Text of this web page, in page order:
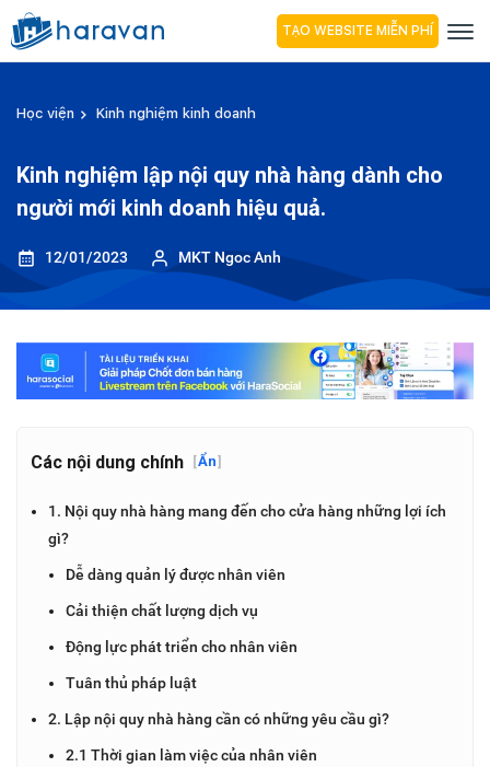
TẠO WEBSITE MIỄN PHÍ
Học viện Kinh nghiệm kinh doanh
Kinh nghiệm lập nội quy nhà hàng dành cho
người mới kinh doanh hiệu quả.
12/01/2023 MKT Ngoc Anh
Các nội dung chính [Ẩn]
1. Nội quy nhà hàng mang đến cho cửa hàng những lợi ích
gì?
Dễ dàng quản lý được nhân viên
Cải thiện chất lượng dịch vụ
Động lực phát triển cho nhân viên
Tuân thủ pháp luật
2. Lập nội quy nhà hàng cần có những yêu cầu gì?
2.1 Thời gian làm việc của nhân viên